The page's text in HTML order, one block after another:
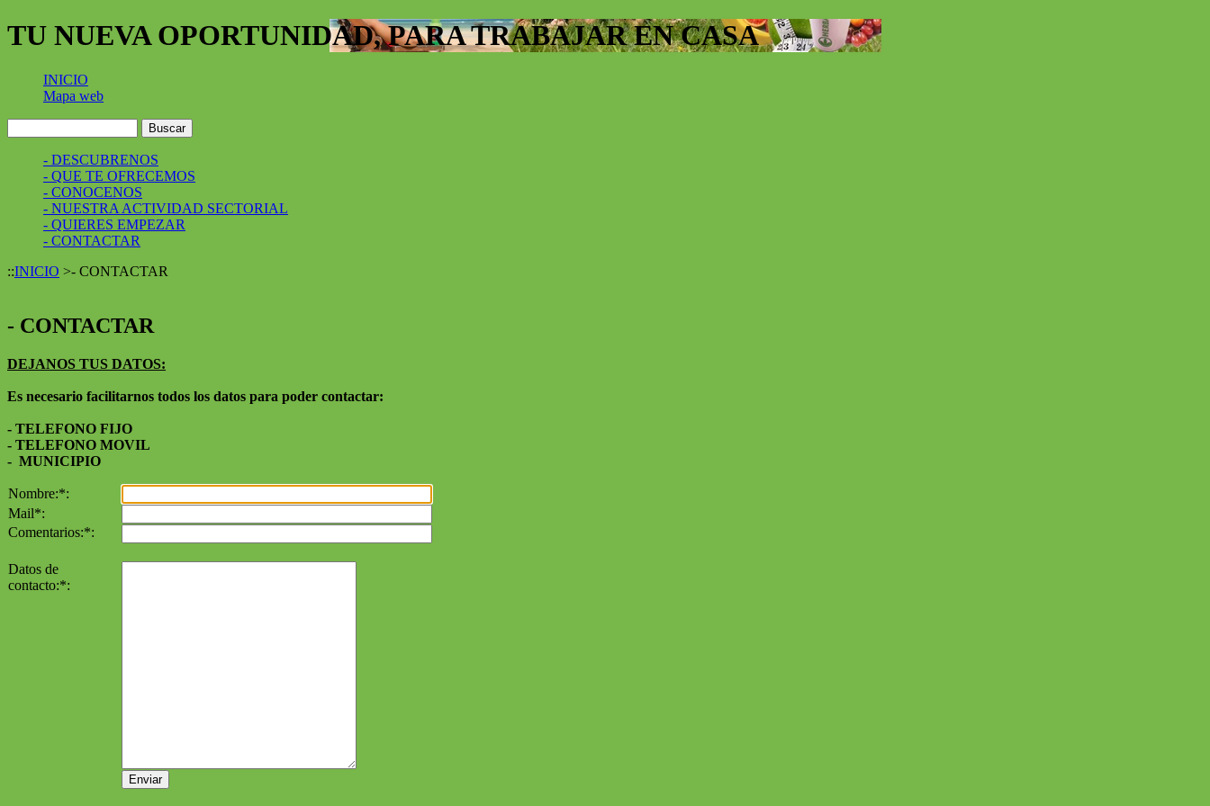
TU NUEVA OPORTUNIDAD, PARA TRABAJAR EN CASA
INICIO
Mapa web
- DESCUBRENOS
- QUE TE OFRECEMOS
- CONOCENOS
- NUESTRA ACTIVIDAD SECTORIAL
- QUIERES EMPEZAR
- CONTACTAR
::INICIO >- CONTACTAR
- CONTACTAR
DEJANOS TUS DATOS:
Es necesario facilitarnos todos los datos para poder contactar:
- TELEFONO FIJO
- TELEFONO MOVIL
- MUNICIPIO
Nombre:*:
Mail*:
Comentarios:*:
Datos de
contacto:*: